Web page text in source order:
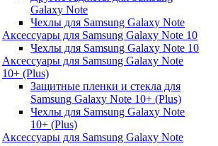
Galaxy Note
Чехлы для Samsung Galaxy Note
Аксессуары для Samsung Galaxy Note 10
Чехлы для Samsung Galaxy Note 10
Аксессуары для Samsung Galaxy Note
10+ (Plus)
Защитные пленки и стекла для
Samsung Galaxy Note 10+ (Plus)
Чехлы для Samsung Galaxy Note
10+ (Plus)
Аксессуары для Samsung Galaxy Note